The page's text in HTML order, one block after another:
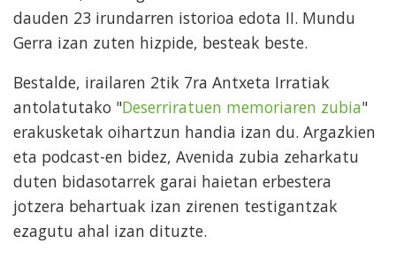
dauden 23 irundarren istorioa edota II. Mundu
Gerra izan zuten hizpide, besteak beste.
Bestalde, irailaren 2tik 7ra Antxeta Irratiak
antolatutako "Deserriratuen memoriaren zubia"
erakusketak oihartzun handia izan du. Argazkien
eta podcast-en bidez, Avenida zubia zeharkatu
duten bidasotarrek garai haietan erbestera
jotzera behartuak izan zirenen testigantzak
ezagutu ahal izan dituzte.